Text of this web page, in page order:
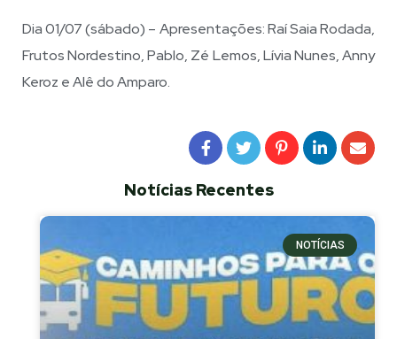
Dia 01/07 (sábado) – Apresentações: Raí Saia Rodada,
Frutos Nordestino, Pablo, Zé Lemos, Lívia Nunes, Anny
Keroz e Alê do Amparo.
Notícias Recentes
NOTÍCIAS